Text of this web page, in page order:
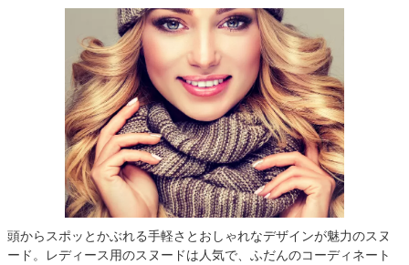
頭からスポッとかぶれる手軽さとおしゃれなデザインが魅力のスヌ
ード。レディース用のスヌードは人気で、ふだんのコーディネート